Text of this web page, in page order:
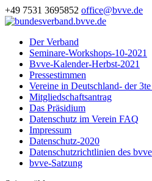
+49 7531 3695852 office@bvve.de
Der Verband
Seminare-Workshops-10-2021
Bvve-Kalender-Herbst-2021
Pressestimmen
Vereine in Deutschland- der
Mitgliedschaftsantrag
Das Präsidium
Datenschutz im Verein FAQ
Impressum
Datenschutz-2020
Datenschutzrichtlinien des bvve
bvve-Satzung